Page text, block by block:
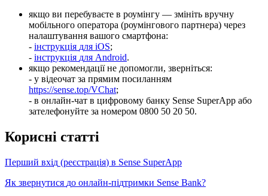
якщо ви перебуваєте в роумінгу — змініть вручну
мобільного оператора (роумінгового партнера) через
налаштування вашого смартфона:
- інструкція для iOS;
- інструкція для Android.
якщо рекомендації не допомогли, зверніться:
- у відеочат за прямим посиланням
https://sense.top/VChat;
- в онлайн-чат в цифровому банку Sense SuperApp або
зателефонуйте за номером 0800 50 20 50.
Корисні статті
Перший вхід (реєстрація) в Sense SuperApp
Як звернутися до онлайн-підтримки Sense Bank?